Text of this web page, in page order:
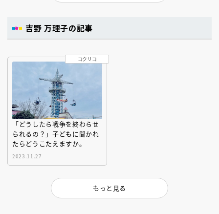
吉野 万理子の記事
コクリコ
「どうしたら戦争を終わらせ
られるの？」子どもに聞かれ
たらどうこたえますか。
2023.11.27
もっと見る